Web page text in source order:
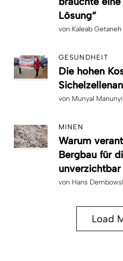
Lösung“
von Kaleab
GESUNDHEIT
Die hohen
von Munyal Manunyi
MINEN
Warum
Bergbau für
von Hans
Load